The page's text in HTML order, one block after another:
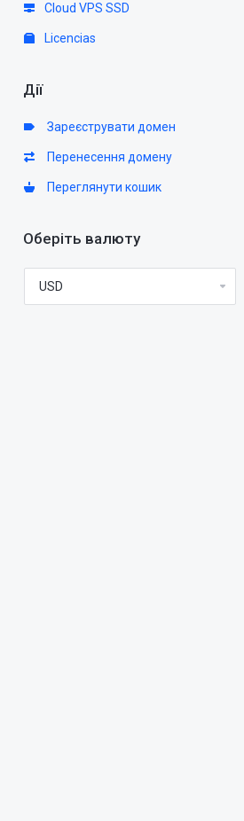
Cloud VPS SSD
Licencias
Дії
Зареєструвати домен
Перенесення домену
Переглянути кошик
Оберіть валюту